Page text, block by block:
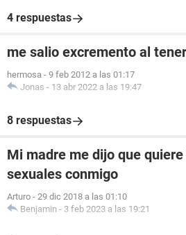
4 respuestas
me salio excremento al
hermosa - 9 feb 2012 a las 01:17
Jonas - 13 abr 2022 a las 19:47
8 respuestas
Mi madre me dijo que
sexuales conmigo
Arturo - 29 dic 2018 a las 01:10
Benjamin - 3 feb 2023 a las 19:21